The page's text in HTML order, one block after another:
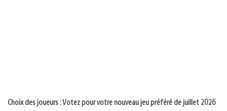
Choix des joueurs : Votez pour votre nouveau jeu préféré de juillet 2026